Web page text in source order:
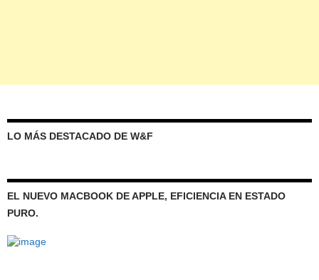
LO MÁS DESTACADO DE W&F
EL NUEVO MACBOOK DE APPLE, EFICIENCIA EN ESTADO
PURO.